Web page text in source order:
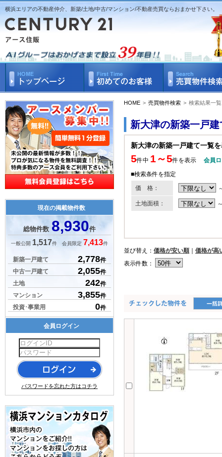
横浜エリアの不動産仲介、新築/土地/中古/マンション/不動産売買ならおまかせ下さい。
HOME > 売買物件検索 > 検索結果一覧
新大津の新築一戸
新大津の新築一戸建て一覧
5件中 1～5件を表示
会員
■検索条件を指定
価 格：
土地面積：
並び替え： 価格が安い順
価格が高
表示件数：
現在の掲載物件数
総物件数 8,930件
一般公開 1,517件 会員限定 7,413件
新築一戸建て 2,778件
中古一戸建て
2,055件
土地
242件
マンション
3,855件
投資･事業用
0件
会員ログイン
パスワードを忘れた方はコチラ